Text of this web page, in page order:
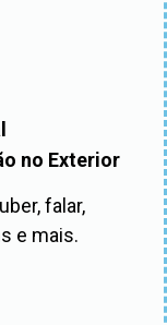
no Exterior
falar,
e mais.